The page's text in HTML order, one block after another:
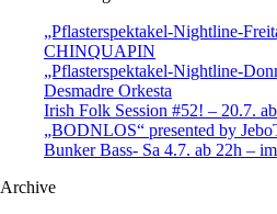
„Pflasterspektakel-Nightline-
CHINQUAPIN
„Pflasterspektakel-Nightline-
Desmadre Orkesta
Irish Folk Session #52! – 20.7.
„BODNLOS“ presented by
Bunker Bass- Sa 4.7. ab 22h –
Archive